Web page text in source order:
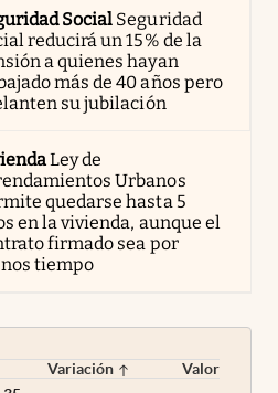
Social Seguridad
reducirá un 15% de la
a quienes hayan
más de 40 años pero
su jubilación
Ley de
Urbanos
quedarse hasta 5
en la vivienda, aunque el
firmado sea por
tiempo
Variación
Valor